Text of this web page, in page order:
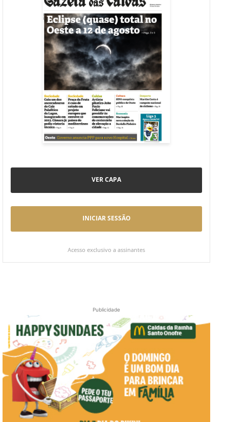
VER CAPA
INICIAR SESSÃO
Acesso exclusivo a assinantes
Publicidade